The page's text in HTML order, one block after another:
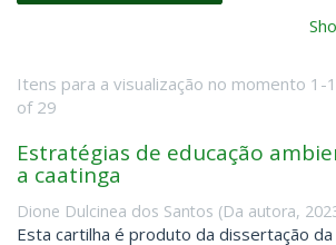
Itens para a visualização no momento 1-
of 29
Estratégias de educação
a caatinga
Dione Dulcinea dos Santos (Da autora,
Esta cartilha é produto da dissertação